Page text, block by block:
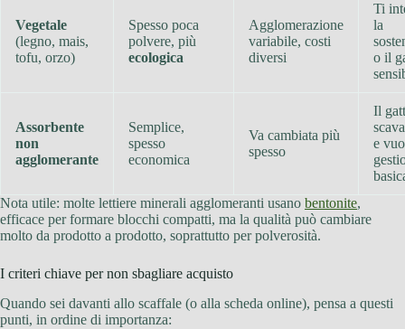
Vegetale
(legno, mais,
tofu, orzo)
Spesso poca
polvere, più
ecologica
Agglomerazione
variabile, costi
diversi
Ti
la
o il
Assorbente
non
agglomerante
Semplice,
spesso
economica
Va cambiata più
spesso
Il
e
Nota utile: molte lettiere minerali agglomeranti usano bentonite,
efficace per formare blocchi compatti, ma la qualità può cambiare
molto da prodotto a prodotto, soprattutto per polverosità.
I criteri chiave per non sbagliare acquisto
Quando sei davanti allo scaffale (o alla scheda online), pensa a questi
punti, in ordine di importanza: